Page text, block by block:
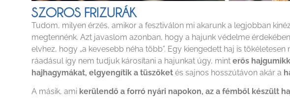
SZOROS FRIZURÁK
Tudom, milyen érzés, amikor a fesztiválon mi akarunk a legjobban
megtennénk. Azt javaslom azonban, hogy a hajunk védelme
elvhez, hogy „a kevesebb néha több”. Egy kiengedett haj is
ráadásul így nem tudjuk károsítani a hajunkat úgy, mint erős
hajhagymákat, elgyengítik a tüszőket és sajnos hosszútávon akár a
A másik, ami kerülendő a forró nyári napokon, az a fémből készült